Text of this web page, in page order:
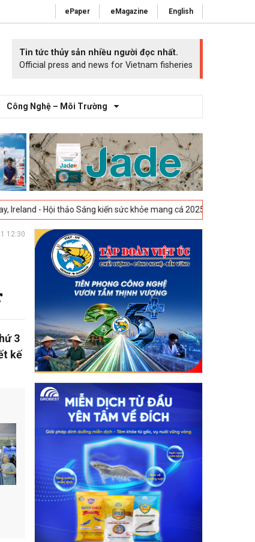
ePaper eMagazine English
Tin tức thủy sản nhiều người đọc nhất.
Official press and news for Vietnam fisheries
Công Nghệ – Môi Trường
Sáng kiến sức khỏe mang cá 2025 -23-04-2025 Vigo, Tây Ban
12:30
3
kế